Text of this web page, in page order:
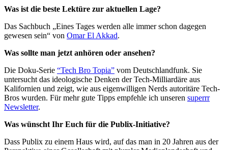
Was ist die beste Lektüre zur aktuellen Lage?
Das Sachbuch „Eines Tages werden alle immer schon dagegen
gewesen sein“ von Omar El Akkad.
Was sollte man jetzt anhören oder ansehen?
Die Doku-Serie “Tech Bro Topia” vom Deutschlandfunk. Sie
untersucht das ideologische Denken der Tech-Milliardäre aus
Kalifornien und zeigt, wie aus eigenwilligen Nerds autoritäre Tech-
Bros wurden. Für mehr gute Tipps empfehle ich unseren superrr
Newsletter.
Was wünscht Ihr Euch für die Publix-Initiative?
Dass Publix zu einem Haus wird, auf das man in 20 Jahren aus der